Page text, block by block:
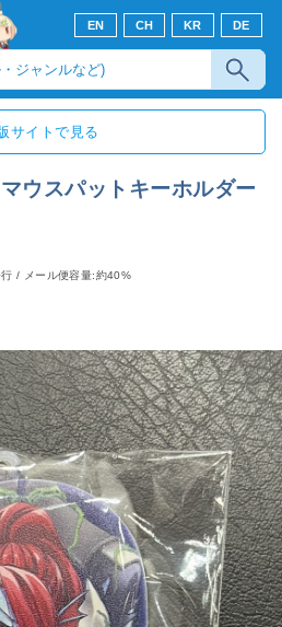
EN CH KR DE
サイトで見る
ウスパットキーホルダー
/ メール便容量:約40%